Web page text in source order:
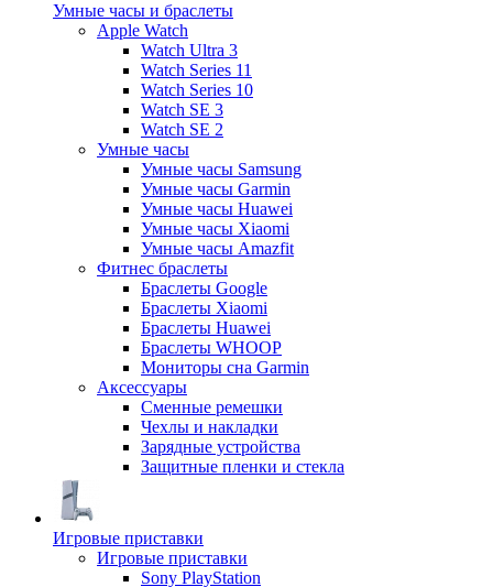
Умные часы и браслеты
Apple Watch
Watch Ultra 3
Watch Series 11
Watch Series 10
Watch SE 3
Watch SE 2
Умные часы
Умные часы Samsung
Умные часы Garmin
Умные часы Huawei
Умные часы Xiaomi
Умные часы Amazfit
Фитнес браслеты
Браслеты Google
Браслеты Xiaomi
Браслеты Huawei
Браслеты WHOOP
Мониторы сна Garmin
Аксессуары
Сменные ремешки
Чехлы и накладки
Зарядные устройства
Защитные пленки и стекла
Игровые приставки
Игровые приставки
Sony PlayStation